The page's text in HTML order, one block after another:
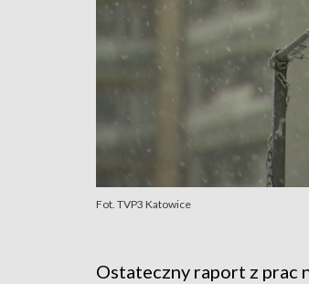
Fot. TVP3 Katowice
Ostateczny raport z prac